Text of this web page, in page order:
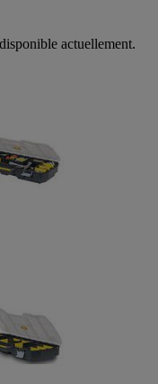
actuellement.